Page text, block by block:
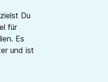
Du
für
Es
und ist